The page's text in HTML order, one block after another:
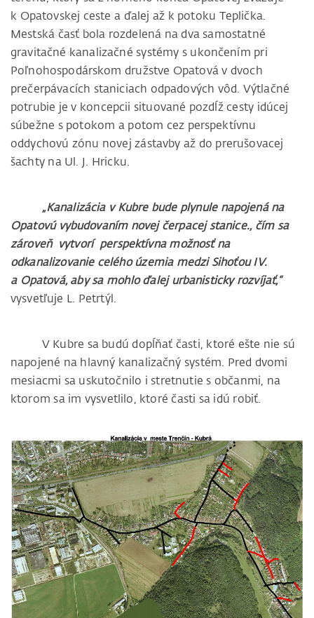
k Opatovskej ceste a ďalej až k potoku Teplička.
Mestská časť bola rozdelená na dva samostatné
gravitačné kanalizačné systémy s ukončením pri
Poľnohospodárskom družstve Opatová v dvoch
prečerpávacích staniciach odpadových vôd. Výtlačné
potrubie je v koncepcii situované pozdĺž cesty idúcej
súbežne s potokom a potom cez perspektívnu
oddychovú zónu novej zástavby až do prerušovacej
šachty na Ul. J. Hricku.
„Kanalizácia v Kubre bude plynule napojená na
Opatovú vybudovaním novej čerpacej stanice., čím sa
zároveň vytvorí perspektívna možnosť na
odkanalizovanie celého územia medzi Sihoťou IV.
a Opatová, aby sa mohlo ďalej urbanisticky rozvíjať,“
vysvetľuje L. Petrtýl.
V Kubre sa budú dopĺňať časti, ktoré ešte nie sú
napojené na hlavný kanalizačný systém. Pred dvomi
mesiacmi sa uskutočnilo i stretnutie s občanmi, na
ktorom sa im vysvetlilo, ktoré časti sa idú robiť.